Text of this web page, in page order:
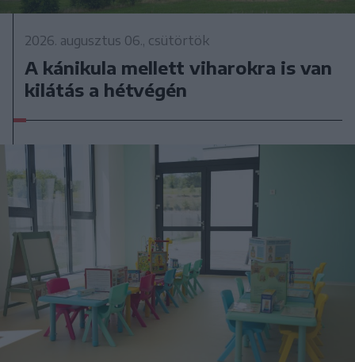
2026. augusztus 06., csütörtök
A kánikula mellett viharokra is van
kilátás a hétvégén